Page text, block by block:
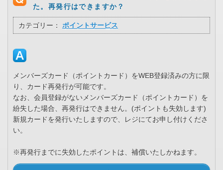
た。再発行はできますか？
カテゴリー： ポイントサービス
メンバーズカード（ポイントカード）をWEB登録済みの方に限
り、カード再発行が可能です。
なお、会員登録がないメンバーズカード（ポイントカード）を
紛失した場合、再発行はできません。(ポイントも失効します)
新規カードを発行いたしますので、レジにてお申し付けくださ
い。
※再発行までに失効したポイントは、補償いたしかねます。